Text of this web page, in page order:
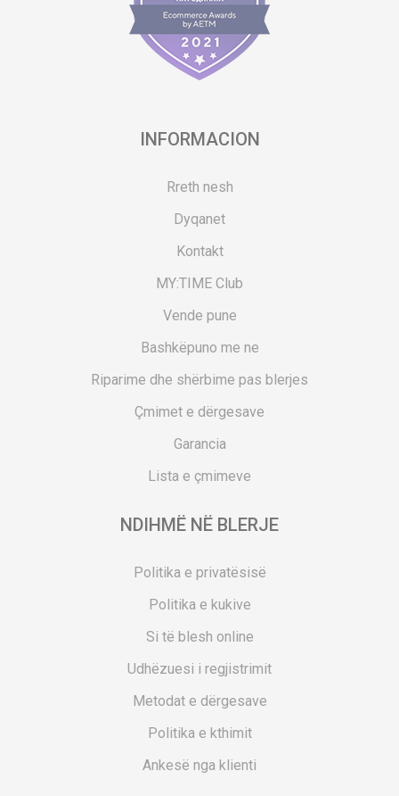
INFORMACION
Rreth nesh
Dyqanet
Kontakt
MY:TIME Club
Vende pune
Bashkëpuno me ne
Riparime dhe shërbime pas blerjes
Çmimet e dërgesave
Garancia
Lista e çmimeve
NDIHMË NË BLERJE
Politika e privatësisë
Politika e kukive
Si të blesh online
Udhëzuesi i regjistrimit
Metodat e dërgesave
Politika e kthimit
Ankesë nga klienti